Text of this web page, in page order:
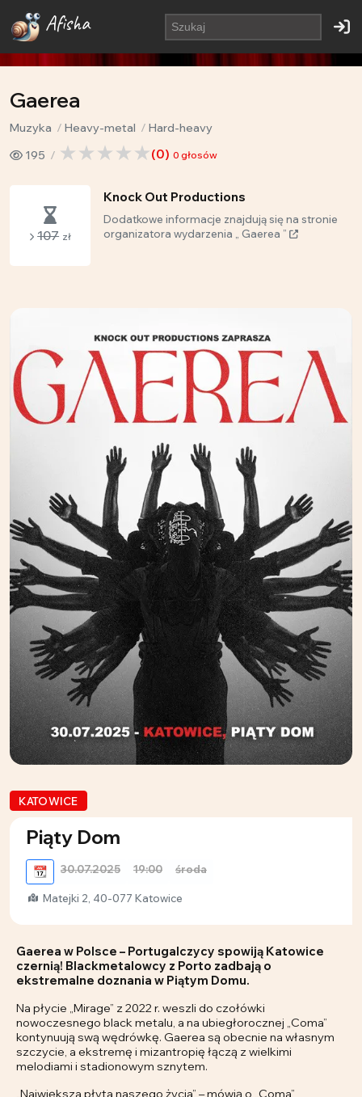
Afisha
Gaerea
Muzyka Heavy-metal
Hard-heavy
195
(0) 0 głosów
107 zł
Knock Out Productions
Dodatkowe informacje znajdują się na stronie
organizatora wydarzenia „ Gaerea ”
KATOWICE
Piąty Dom
📆 30.07.2025 19:00 środa
Matejki 2, 40-077 Katowice
Gaerea w Polsce – Portugalczycy spowiją Katowice
czernią! Blackmetalowcy z Porto zadbają o
ekstremalne doznania w Piątym Domu.
Na płycie „Mirage” z 2022 r. weszli do czołówki
nowoczesnego black metalu, a na ubiegłorocznej „Coma”
kontynuują swą wędrówkę. Gaerea są obecnie na własnym
szczycie, a ekstremę i mizantropię łączą z wielkimi
melodiami i stadionowym sznytem.
„Największa płyta naszego życia” – mówią o „Coma”